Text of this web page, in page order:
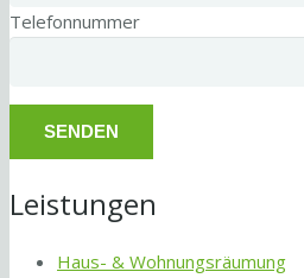
Telefonnummer
Leistungen
Haus- & Wohnungsräumung